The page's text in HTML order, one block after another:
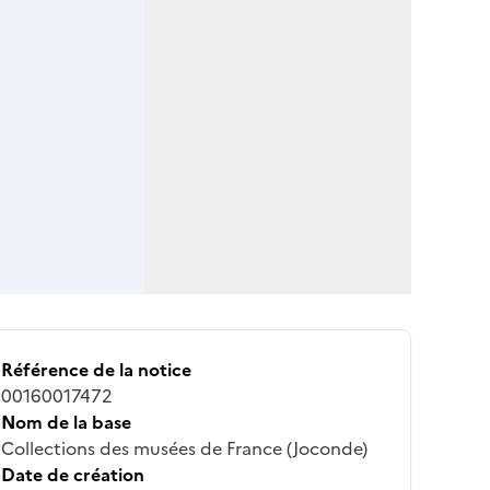
Référence de la notice
00160017472
Nom de la base
Collections des musées de France (Joconde)
Date de création